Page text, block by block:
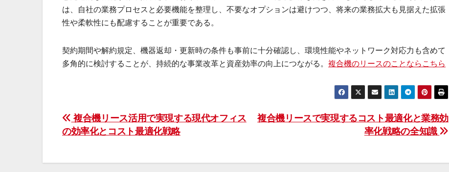
は、自社の業務プロセスと必要機能を整理し、不要なオプションは避けつつ、将来の業務拡大も見据えた拡張
性や柔軟性にも配慮することが重要である。
契約期間や解約規定、機器返却・更新時の条件も事前に十分確認し、環境性能やネットワーク対応力も含めて
多角的に検討することが、持続的な事業改革と資産効率の向上につながる。 複合機のリースのことならこちら
投
稿
ナ
複合機リースで実現するコスト最適化と業務効
率化戦略の全知識
複合機リース活用で実現する現代オフィス
の効率化とコスト最適化戦略